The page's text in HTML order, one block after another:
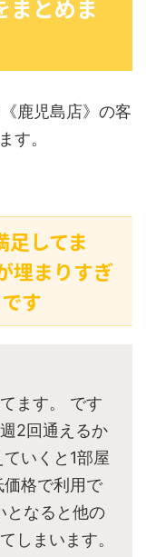
まとめま
鹿児島店》の客
す。
してま
埋まりすぎ
す
ます。 です
2回通えるか
いくと1部屋
格で利用で
となると他の
しまいます。